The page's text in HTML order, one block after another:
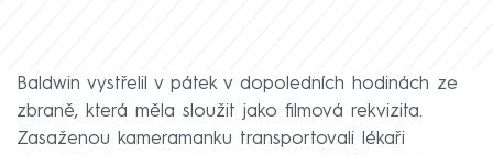
Baldwin vystřelil v pátek v dopoledních hodinách ze
zbraně, která měla sloužit jako filmová rekvizita.
Zasaženou kameramanku transportovali lékaři